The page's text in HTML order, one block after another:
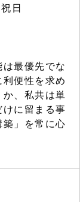
日
最優先でな
便性を求め
、私共は単
に留まる事
」を常に心